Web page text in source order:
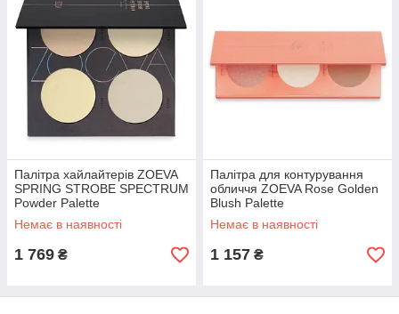
Палітра хайлайтерів ZOEVA
SPRING STROBE SPECTRUM
Powder Palette
Немає в наявності
1 769 ₴
Палітра для контурування
обличчя ZOEVA Rose Golden
Blush Palette
Немає в наявності
1 157 ₴